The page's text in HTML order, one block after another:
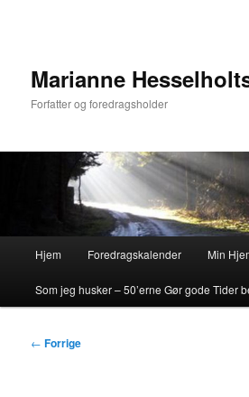
Marianne
Forfatter og foredragsholder
Hjem Foredragskalender Min
Som jeg husker – 50’erne Gør gode Tider
Indlægsnavigation
← Forrige